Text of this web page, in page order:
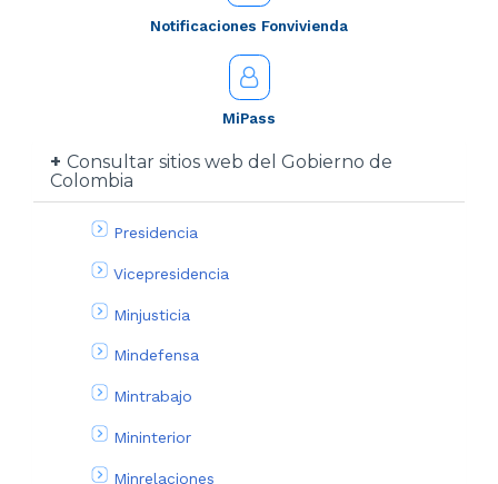
Notificaciones Fonvivienda
MiPass
Consultar sitios web del Gobierno de
Colombia
Presidencia
Vicepresidencia
Minjusticia
Mindefensa
Mintrabajo
Mininterior
Minrelaciones